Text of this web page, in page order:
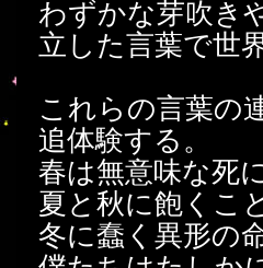
わずかな芽吹き
立した言葉で世
これらの言葉の
追体験する。
春は無意味な死
夏と秋に飽くこ
冬に蠢く異形の